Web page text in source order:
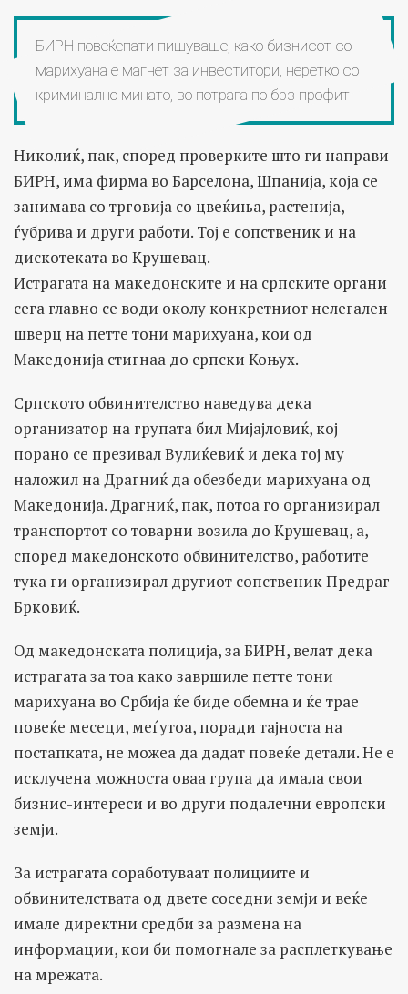
БИРН повеќепати пишуваше, како бизнисот со
марихуана е магнет за инвеститори, неретко со
криминално минато, во потрага по брз профит
Николиќ, пак, според проверките што ги направи
БИРН, има фирма во Барселона, Шпанија, која се
занимава со трговија со цвеќиња, растенија,
ѓубрива и други работи. Тој е сопственик и на
дискотеката во Крушевац.
Истрагата на македонските и на српските органи
сега главно се води околу конкретниот нелегален
шверц на петте тони марихуана, кои од
Македонија стигнаа до српски Коњух.
Српското обвинителство наведува дека
организатор на групата бил Мијајловиќ, кој
порано се презивал Вулиќевиќ и дека тој му
наложил на Драгниќ да обезбеди марихуана од
Македонија. Драгниќ, пак, потоа го организирал
транспортот со товарни возила до Крушевац, а,
според македонското обвинителство, работите
тука ги организирал другиот сопственик Предраг
Брковиќ.
Од македонската полиција, за БИРН, велат дека
истрагата за тоа како завршиле петте тони
марихуана во Србија ќе биде обемна и ќе трае
повеќе месеци, меѓутоа, поради тајноста на
постапката, не можеа да дадат повеќе детали. Не е
исклучена можноста оваа група да имала свои
бизнис-интереси и во други подалечни европски
земји.
За истрагата соработуваат полициите и
обвинителствата од двете соседни земји и веќе
имале директни средби за размена на
информации, кои би помогнале за расплеткување
на мрежата.